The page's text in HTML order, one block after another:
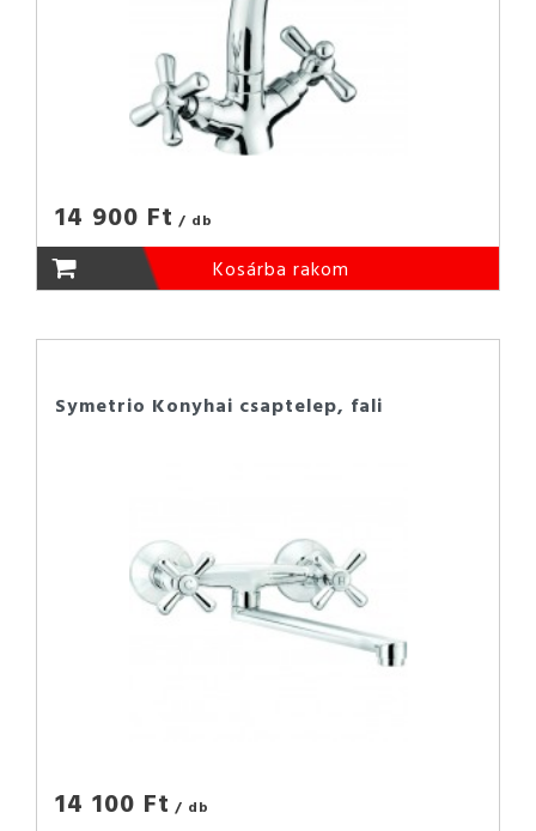
14 900 Ft / db
Kosárba rakom
Symetrio Konyhai csaptelep, fali
14 100 Ft / db